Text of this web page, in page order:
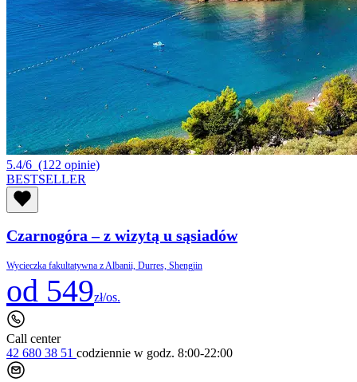
5.4/6 (122 opinie)
BESTSELLER
Czarnogóra – z wizytą u sąsiadów
Wycieczka fakultatywna z Albanii, Durres, Shengjin
od 549zł/os.
Call center
42 680 38 51 codziennie w godz. 8:00-22:00